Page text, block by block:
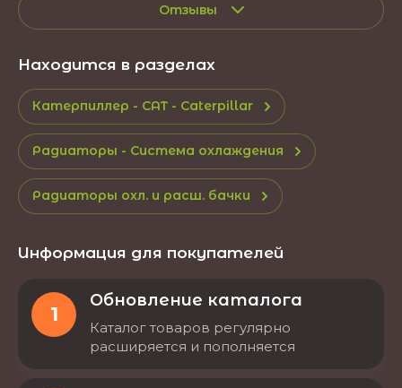
Отзывы
Находится в разделах
Катерпиллер - CAT - Caterpillar
Радиаторы - Система охлаждения
Радиаторы охл. и расш. бачки
Информация для покупателей
1
Обновление каталога
Каталог товаров регулярно
расширяется и пополняется